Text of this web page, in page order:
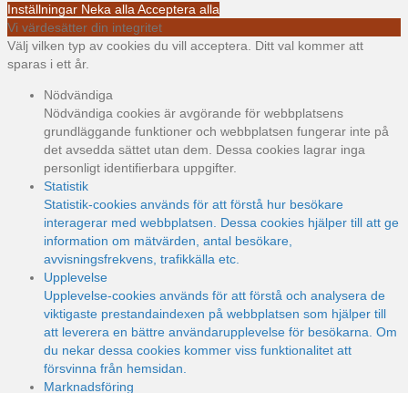
Inställningar Neka alla Acceptera alla
Vi värdesätter din integritet
Välj vilken typ av cookies du vill acceptera. Ditt val kommer att
sparas i ett år.
Nödvändiga
Nödvändiga cookies är avgörande för webbplatsens
grundläggande funktioner och webbplatsen fungerar inte på
det avsedda sättet utan dem. Dessa cookies lagrar inga
personligt identifierbara uppgifter.
Statistik
Statistik-cookies används för att förstå hur besökare
interagerar med webbplatsen. Dessa cookies hjälper till att ge
information om mätvärden, antal besökare,
avvisningsfrekvens, trafikkälla etc.
Upplevelse
Upplevelse-cookies används för att förstå och analysera de
viktigaste prestandaindexen på webbplatsen som hjälper till
att leverera en bättre användarupplevelse för besökarna. Om
du nekar dessa cookies kommer viss funktionalitet att
försvinna från hemsidan.
Marknadsföring